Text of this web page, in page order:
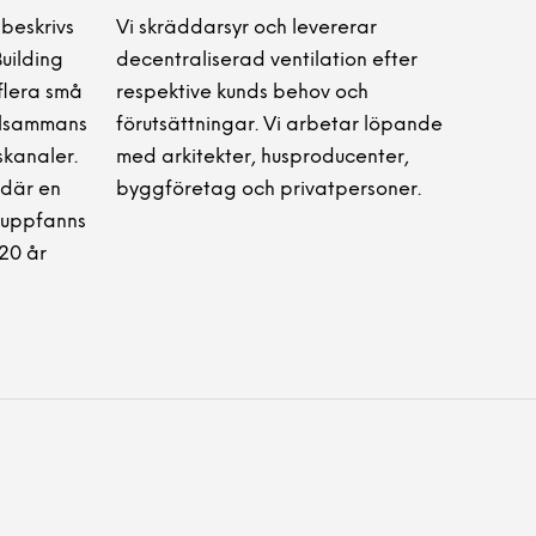
små
en
år
Vi skräddarsyr och levererar
decentraliserad ventilation efter
respektive kunds behov och
förutsättningar. Vi arbetar löpande
med arkitekter, husproducenter,
byggföretag och privatpersoner.